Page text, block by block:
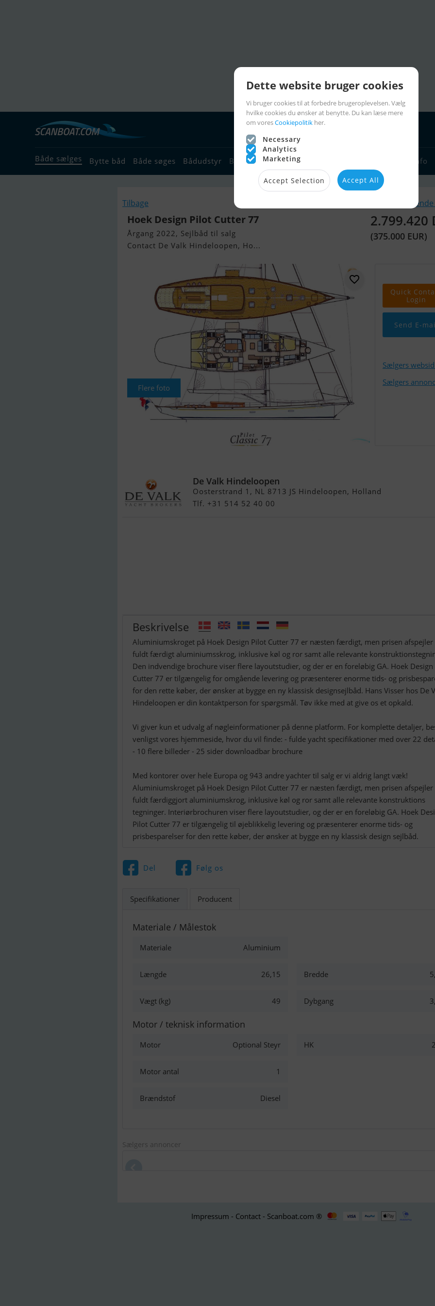
Både sælges Bytte båd Både søges Bådudstyr Bådforhandlere Sejlerlinks Sejlerinfo
Tilbage
Hoek Design Pilot Cutter 77
Årgang 2022, Sejlbåd til salg
Contact De Valk Hindeloopen, Ho...
2.799.420
(375.000 EUR)
Flere foto
Quick
Login
Send E-
Sælgers
Sælgers
De Valk Hindeloopen
Oosterstrand 1, NL 8713 JS Hindeloopen, Holland
Tlf. +31 514 52 40 00
Beskrivelse
Aluminiumskroget på Hoek Design Pilot Cutter 77 er næsten færdigt, men prisen afspejler
fuldt færdigt aluminiumsskrog, inklusive køl og ror samt alle relevante
Den indvendige brochure viser flere layoutstudier, og der er en foreløbig GA. Hoek
Cutter 77 er tilgængelig for omgående levering og præsenterer enorme tids- og
for den rette køber, der ønsker at bygge en ny klassisk designsejlbåd. Hans Visser hos De
Hindeloopen er din kontaktperson for spørgsmål. Tøv ikke med at give os et opkald.
Vi giver kun et udvalg af nøgleinformationer på denne platform. For komplette detaljer,
venligst vores hjemmeside, hvor du vil finde: - fulde yacht specifikationer med over 22
- 10 flere billeder - 25 sider downloadbar brochure
Med kontorer over hele Europa og 943 andre yachter til salg er vi aldrig langt væk!
Aluminiumskroget på Hoek Design Pilot Cutter 77 er næsten færdigt, men prisen afspejler
fuldt færdiggjort aluminiumskrog, inklusive køl og ror samt alle relevante konstruktions
tegninger. Interiørbrochuren viser flere layoutstudier, og der er en foreløbig GA. Hoek
Pilot Cutter 77 er tilgængelig til øjeblikkelig levering og præsenterer enorme tids- og
prisbesparelser for den rette køber, der ønsker at bygge en ny klassisk design sejlbåd.
Del Følg os
Specifikationer Producent
Materiale / Målestok
Materiale Aluminium
Længde 26,15 Bredde
Vægt (kg) 49 Dybgang
Motor / teknisk information
Motor Optional Steyr HK
Motor antal 1
Brændstof Diesel
Sælgers annoncer
Impressum - Contact - Scanboat.com ®
Dette website bruger cookies
Vi bruger cookies til at forbedre brugeroplevelsen. Vælg
hvilke cookies du ønsker at benytte. Du kan læse mere
om voresCookiepolitik her.
Necessary
Analytics
Marketing
Accept Selection Accept All